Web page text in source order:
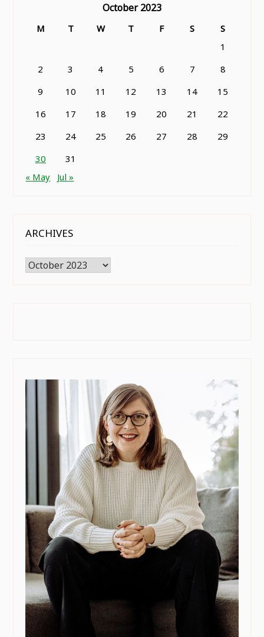
October 2023
M T W T F S
S
1
2
3 4 5 6 7
8
9
10 11 12 13 14
15
16
17 18 19 20 21
22
23
24 25 26 27 28
29
30
31
« May
Jul »
ARCHIVES
Archives